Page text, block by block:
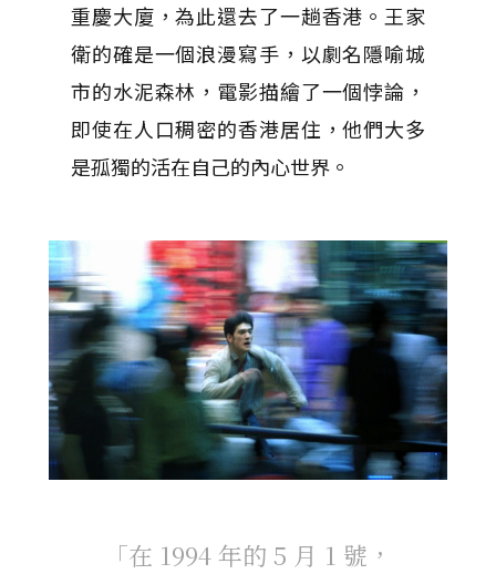
重慶大廈，為此還去了一趟香港。王家
衛的確是一個浪漫寫手，以劇名隱喻城
市的水泥森林，電影描繪了一個悖論，
即使在人口稠密的香港居住，他們大多
是孤獨的活在自己的內心世界。
「在 1994 年的 5 月 1 號，